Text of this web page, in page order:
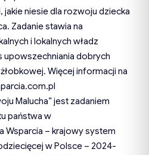
jakie niesie dla rozwoju dziecka
Zadanie stawia na
i lokalnych władz
dobrych
Więcej informacji na
Malucha” jest zadaniem
państwa w
Wsparcia – krajowy system
w Polsce – 2024-